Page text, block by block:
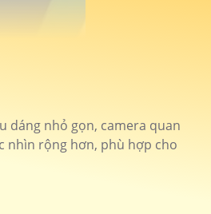
dáng nhỏ gọn, camera quan
nhìn rộng hơn, phù hợp cho